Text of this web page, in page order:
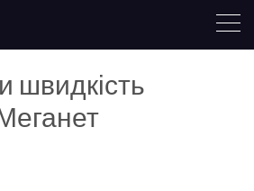
швидкість